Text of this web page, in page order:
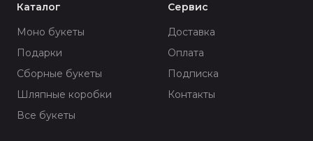
Каталог
Моно букеты
Подарки
Сборные букеты
Шляпные коробки
Все букеты
Сервис
Доставка
Оплата
Подписка
Контакты